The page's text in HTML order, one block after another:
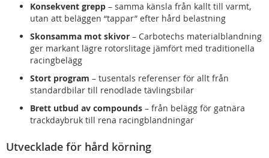
Konsekvent grepp – samma känsla från kallt till varmt,
utan att beläggen “tappar” efter hård belastning
Skonsamma mot skivor – Carbotechs materialblandning
ger markant lägre rotorslitage jämfört med traditionella
racingbelägg
Stort program – tusentals referenser för allt från
standardbilar till renodlade tävlingsbilar
Brett utbud av compounds – från belägg för gatnära
trackdaybruk till rena racingblandningar
Utvecklade för hård körning